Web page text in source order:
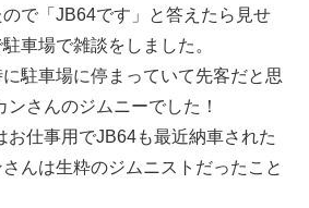
で「JB64です」と答えたら見せ
車場で雑談をしました。
駐車場に停まっていて先客だと思
さんのジムニーでした！
お仕事用でJB64も最近納車された
んは生粋のジムニストだったこと